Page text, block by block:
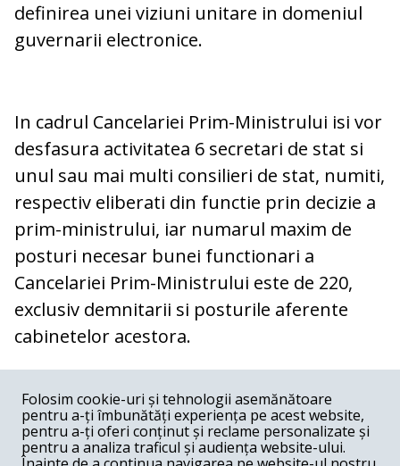
definirea unei viziuni unitare in domeniul
guvernarii electronice.
In cadrul Cancelariei Prim-Ministrului isi vor
desfasura activitatea 6 secretari de stat si
unul sau mai multi consilieri de stat, numiti,
respectiv eliberati din functie prin decizie a
prim-ministrului, iar numarul maxim de
posturi necesar bunei functionari a
Cancelariei Prim-Ministrului este de 220,
exclusiv demnitarii si posturile aferente
cabinetelor acestora.
COMENTARII
Nume
Folosim cookie-uri și tehnologii asemănătoare
pentru a-ți îmbunătăți experiența pe acest website,
pentru a-ți oferi conținut și reclame personalizate și
pentru a analiza traficul și audiența website-ului.